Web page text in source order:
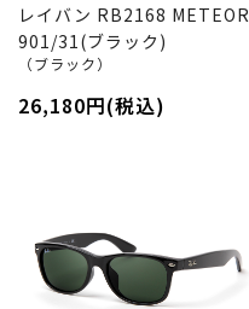
レイバン RB2168 METEOR
901/31(ブラック)
（ブラック）
26,180円(税込)